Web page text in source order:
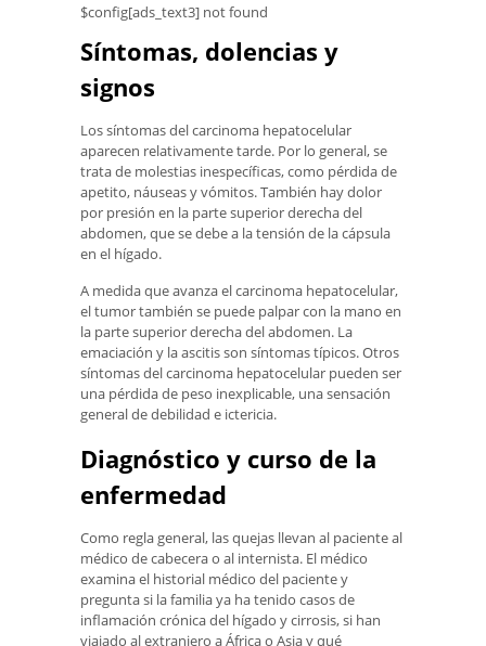
$config[ads_text3] not found
Síntomas, dolencias y
signos
Los síntomas del carcinoma hepatocelular
aparecen relativamente tarde. Por lo general, se
trata de molestias inespecíficas, como pérdida de
apetito, náuseas y vómitos. También hay dolor
por presión en la parte superior derecha del
abdomen, que se debe a la tensión de la cápsula
en el hígado.
A medida que avanza el carcinoma hepatocelular,
el tumor también se puede palpar con la mano en
la parte superior derecha del abdomen. La
emaciación y la ascitis son síntomas típicos. Otros
síntomas del carcinoma hepatocelular pueden ser
una pérdida de peso inexplicable, una sensación
general de debilidad e ictericia.
Diagnóstico y curso de la
enfermedad
Como regla general, las quejas llevan al paciente al
médico de cabecera o al internista. El médico
examina el historial médico del paciente y
pregunta si la familia ya ha tenido casos de
inflamación crónica del hígado y cirrosis, si han
viajado al extranjero a África o Asia y qué